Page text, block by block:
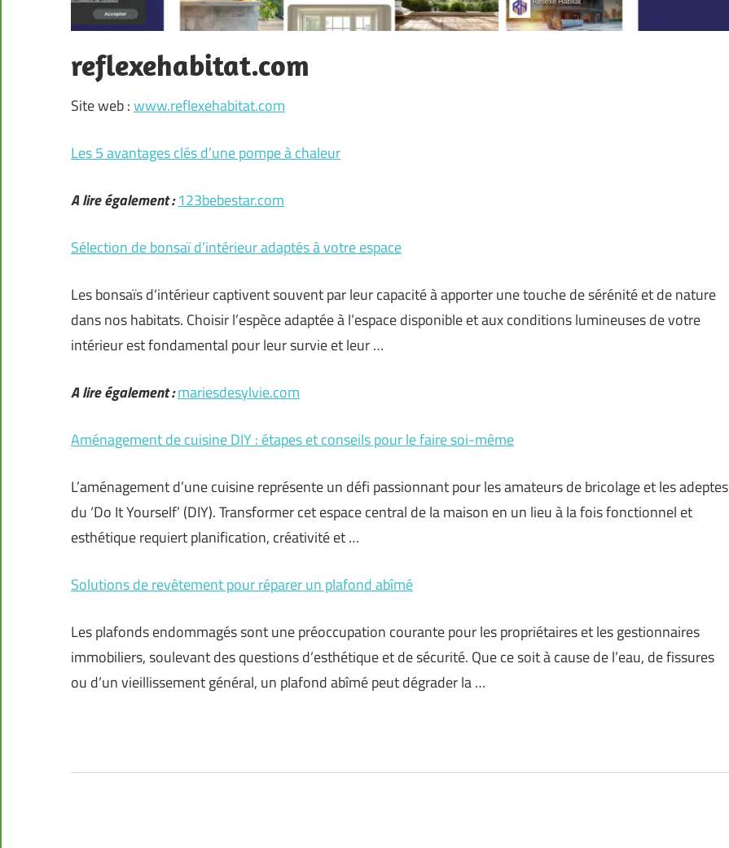
reflexehabitat.com
Site web :www.reflexehabitat.com
Les 5 avantages clés d’une pompe à chaleur
A lire également : 123bebestar.com
Sélection de bonsaï d’intérieur adaptés à votre espace
Les bonsaïs d’intérieur captivent souvent par leur capacité à apporter une touche de sérénité et de nature
dans nos habitats. Choisir l’espèce adaptée à l’espace disponible et aux conditions lumineuses de votre
intérieur est fondamental pour leur survie et leur …
A lire également :mariesdesylvie.com
Aménagement de cuisine DIY : étapes et conseils pour le faire soi-même
L’aménagement d’une cuisine représente un défi passionnant pour les amateurs de bricolage et les adeptes
du ‘Do It Yourself’ (DIY). Transformer cet espace central de la maison en un lieu à la fois fonctionnel et
esthétique requiert planification, créativité et …
Solutions de revêtement pour réparer un plafond abîmé
Les plafonds endommagés sont une préoccupation courante pour les propriétaires et les gestionnaires
immobiliers, soulevant des questions d’esthétique et de sécurité. Que ce soit à cause de l’eau, de fissures
ou d’un vieillissement général, un plafond abîmé peut dégrader la …